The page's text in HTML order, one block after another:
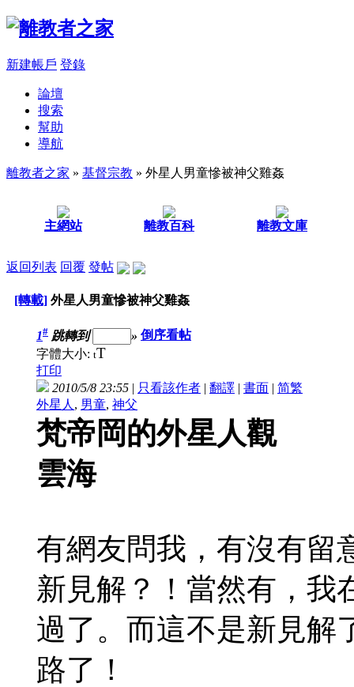
新建帳戶 登錄
論壇
搜索
幫助
導航
離教者之家 » 基督宗教 » 外星人男童慘被神父雞姦
主網站 離教百科 離教文庫
返回列表 回覆 發帖
[轉載] 外星人男童慘被神父雞姦
1# 跳轉到 » 倒序看帖
字體大小: tT
打印
2010/5/8 23:55 | 只看該作者 | 翻譯 | 書面 | 简繁
外星人 , 男童, 神父
梵帝岡的外星人觀
雲海
有網友問我，有沒有留
新見解？！當然有，我
過了。而這不是新見解
路了！